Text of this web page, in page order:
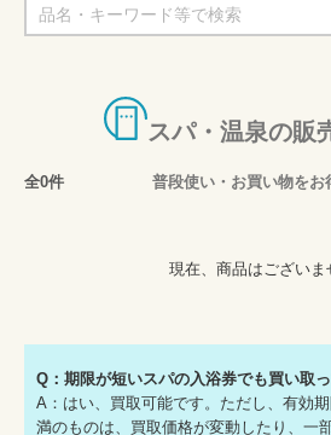
スパ・温泉の販
全0件 普段使い・お買い物をお
現在、商品はございま
Q：期限が短いスパの入浴券でも買い取
A：はい、買取可能です。ただし、有効
満のものは、買取価格が変動したり、一